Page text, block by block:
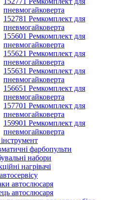
пневмогайковерта
152781 Ремкомплект для
пневмогайковерта
155601 Ремкомплект для
пневмогайковерта
155621 Ремкомплект для
пневмогайковерта
155631 Ремкомплект для
пневмогайковерта
156651 Ремкомплект для
пневмогайковерта
157701 Ремкомплект для
пневмогайковерта
159901 Ремкомплект для
пневмогайковерта
фарбопульти
набори
нагрівачі
автослюсаря
автослюсаря